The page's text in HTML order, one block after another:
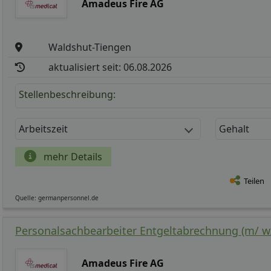
Amadeus Fire AG
Waldshut-Tiengen
aktualisiert seit: 06.08.2026
Stellenbeschreibung:
Arbeitszeit Gehalt
mehr Details
Teilen
Quelle: germanpersonnel.de
Personalsachbearbeiter Entgeltabrechnung (m/
Amadeus Fire AG